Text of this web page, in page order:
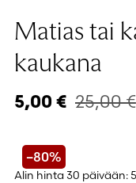
Matias tai
kaukana
5,00 € 25,00€
–80%
Alin hinta 30 päivään: